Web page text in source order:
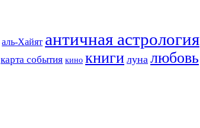
аль-Хайят античная астрология
карта события кино книги луна любовь